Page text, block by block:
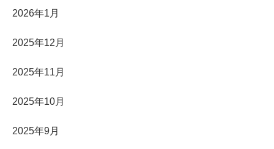
2026年1月
2025年12月
2025年11月
2025年10月
2025年9月